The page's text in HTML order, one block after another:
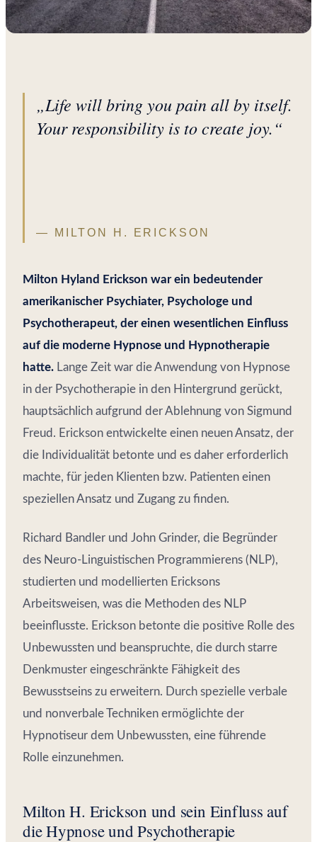
„Life will bring you pain all by itself.
Your responsibility is to create joy.“
MILTON H. ERICKSON
Milton Hyland Erickson war ein bedeutender
amerikanischer Psychiater, Psychologe und
Psychotherapeut, der einen wesentlichen Einfluss
auf die moderne Hypnose und Hypnotherapie
hatte. Lange Zeit war die Anwendung von Hypnose
in der Psychotherapie in den Hintergrund gerückt,
hauptsächlich aufgrund der Ablehnung von Sigmund
Freud. Erickson entwickelte einen neuen Ansatz, der
die Individualität betonte und es daher erforderlich
machte, für jeden Klienten bzw. Patienten einen
speziellen Ansatz und Zugang zu finden.
Richard Bandler und John Grinder, die Begründer
des Neuro-Linguistischen Programmierens (NLP),
studierten und modellierten Ericksons
Arbeitsweisen, was die Methoden des NLP
beeinflusste. Erickson betonte die positive Rolle des
Unbewussten und beanspruchte, die durch starre
Denkmuster eingeschränkte Fähigkeit des
Bewusstseins zu erweitern. Durch spezielle verbale
und nonverbale Techniken ermöglichte der
Hypnotiseur dem Unbewussten, eine führende
Rolle einzunehmen.
Milton H. Erickson und sein Einfluss auf
die Hypnose und Psychotherapie